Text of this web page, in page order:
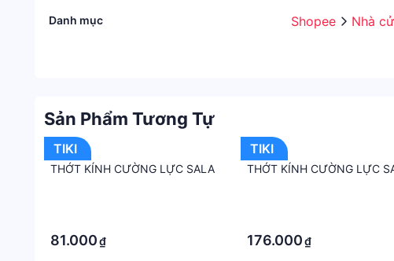
Danh mục Shopee Nhà
Sản Phẩm Tương Tự
TIKI
THỚT KÍNH CƯỜNG LỰC SALA
81.000₫
TIKI
THỚT KÍNH CƯỜNG LỰC
176.000₫